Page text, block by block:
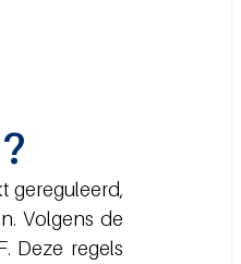
gereguleerd,
Volgens de
Deze regels